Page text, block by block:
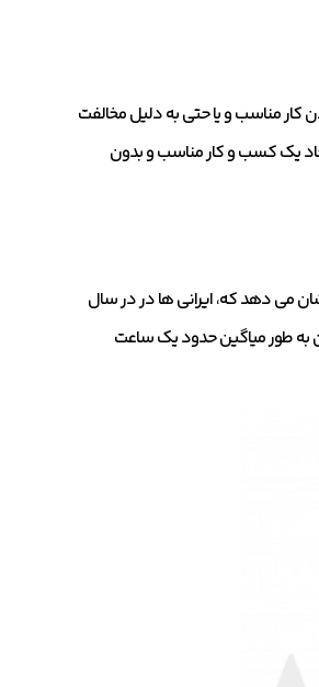
سختی کار یا پیدا نشدن کار مناسب و یا حتی به دلیل مخالفت
یک کسب و کار مناسب و بدون
می دهد که، ایرانی ها در در سال
به طور میاگین حدود یک ساعت